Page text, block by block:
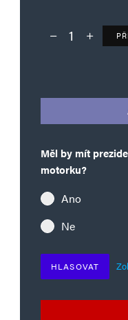
Deník TO – verze
Měl by mít
motorku?
Ano
Ne
HLASOVAT